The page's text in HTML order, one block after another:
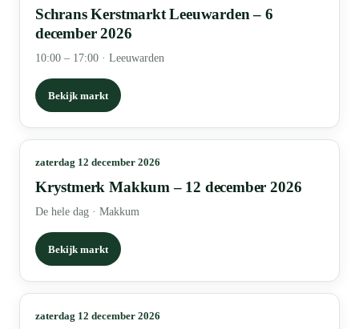
Schrans Kerstmarkt Leeuwarden – 6
december 2026
10:00 – 17:00 · Leeuwarden
Bekijk markt
zaterdag 12 december 2026
Krystmerk Makkum – 12 december 2026
De hele dag · Makkum
Bekijk markt
zaterdag 12 december 2026